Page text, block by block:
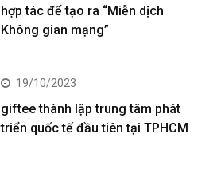
hợp tác để tạo ra “Miễn dịch
Không gian mạng”
19/10/2023
giftee thành lập trung tâm phát
triển quốc tế đầu tiên tại TPHCM